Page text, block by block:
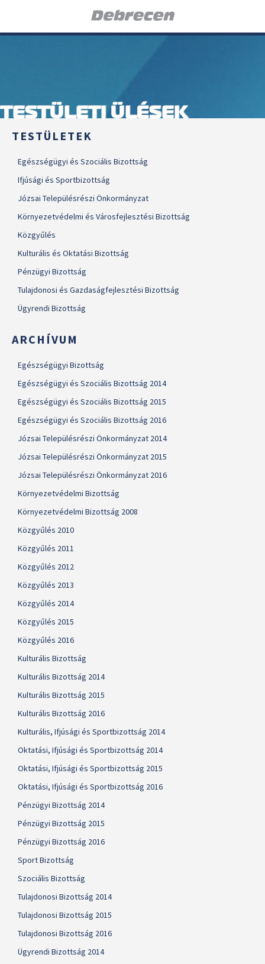
TESTÜLETI ÜLÉSEK
TESTÜLETEK
Egészségügyi és Szociális Bizottság
Ifjúsági és Sportbizottság
Józsai Településrészi Önkormányzat
Környezetvédelmi és Városfejlesztési Bizottság
Közgyűlés
Kulturális és Oktatási Bizottság
Pénzügyi Bizottság
Tulajdonosi és Gazdaságfejlesztési Bizottság
Ügyrendi Bizottság
ARCHÍVUM
Egészségügyi Bizottság
Egészségügyi és Szociális Bizottság 2014
Egészségügyi és Szociális Bizottság 2015
Egészségügyi és Szociális Bizottság 2016
Józsai Településrészi Önkormányzat 2014
Józsai Településrészi Önkormányzat 2015
Józsai Településrészi Önkormányzat 2016
Környezetvédelmi Bizottság
Környezetvédelmi Bizottság 2008
Közgyűlés 2010
Közgyűlés 2011
Közgyűlés 2012
Közgyűlés 2013
Közgyűlés 2014
Közgyűlés 2015
Közgyűlés 2016
Kulturális Bizottság
Kulturális Bizottság 2014
Kulturális Bizottság 2015
Kulturális Bizottság 2016
Kulturális, Ifjúsági és Sportbizottság 2014
Oktatási, Ifjúsági és Sportbizottság 2014
Oktatási, Ifjúsági és Sportbizottság 2015
Oktatási, Ifjúsági és Sportbizottság 2016
Pénzügyi Bizottság 2014
Pénzügyi Bizottság 2015
Pénzügyi Bizottság 2016
Sport Bizottság
Szociális Bizottság
Tulajdonosi Bizottság 2014
Tulajdonosi Bizottság 2015
Tulajdonosi Bizottság 2016
Ügyrendi Bizottság 2014